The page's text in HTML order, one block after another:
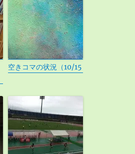
空きコマの状況（10/15